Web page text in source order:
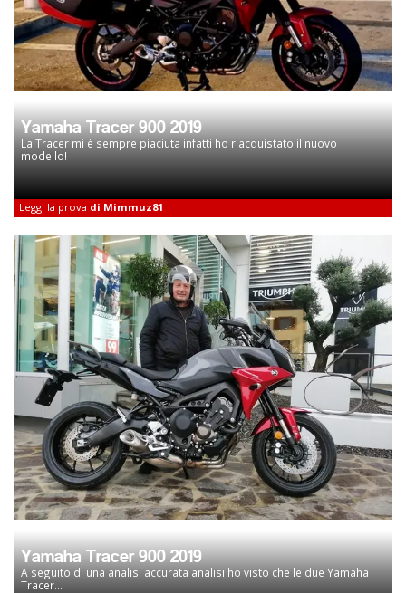
Yamaha Tracer 900 2019
La Tracer mi è sempre piaciuta infatti ho riacquistato il nuovo
modello!
Leggi la prova di Mimmuz81
Yamaha Tracer 900 2019
A seguito di una analisi accurata analisi ho visto che le due Yamaha
Tracer...